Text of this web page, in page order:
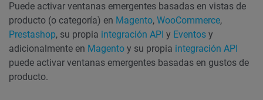
Puede activar ventanas emergentes basadas en vistas de
producto (o categoría) en Magento, WooCommerce,
Prestashop, su propia integración API y Eventos y
adicionalmente en Magento y su propia integración API
puede activar ventanas emergentes basadas en gustos de
producto.